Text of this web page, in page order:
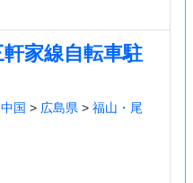
家線自転車駐
中国 > 広島県 > 福山・尾